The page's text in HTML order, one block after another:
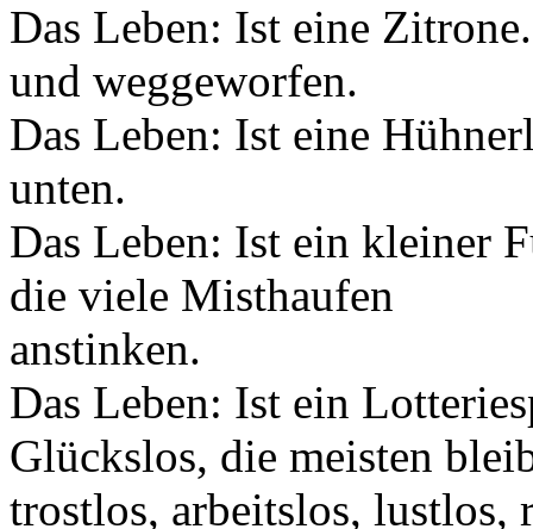
Das Leben: Ist eine
und weggeworfen.
Das Leben: Ist eine
unten.
Das Leben: Ist ein kleiner
die viele Misthaufen
anstinken.
Das Leben: Ist ein
Glückslos, die meisten
trostlos, arbeitslos, lustlos,